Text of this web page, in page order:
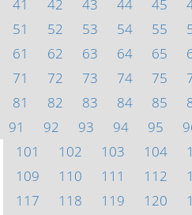
41
42 43 44 45
51
52 53 54 55
61
62 63 64 65
71
72 73 74 75
81
82 83 84 85
91
92 93 94 95
101
102 103 104
109
110 111 112
117
118 119 120